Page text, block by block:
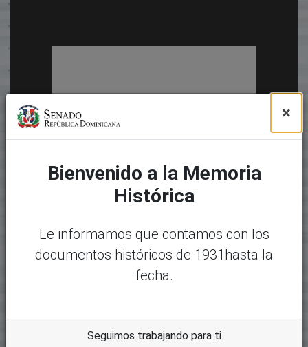
×
Bienvenido a la Memoria
Histórica
Le informamos que contamos con los
documentos históricos de 1931hasta la
fecha.
Seguimos trabajando para ti